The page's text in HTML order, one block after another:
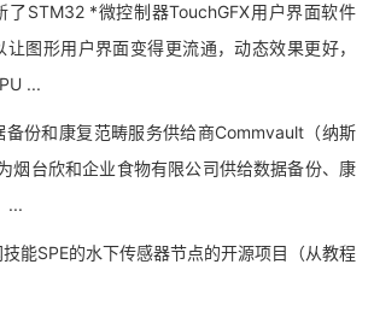
STM32 *微控制器TouchGFX用户界面软件
图形用户界面变得更流通，动态效果更好，
...
份和康复范畴服务供给商Commvault（纳斯
烟台欣和企业食物有限公司供给数据备份、康
...
SPE的水下传感器节点的开源项目（从教程